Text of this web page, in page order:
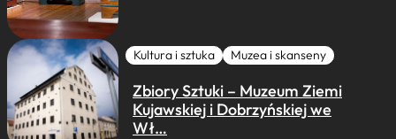
Kultura i sztuka Muzea i skanseny
Zbiory Sztuki – Muzeum Ziemi
Kujawskiej i Dobrzyńskiej we
Wł…